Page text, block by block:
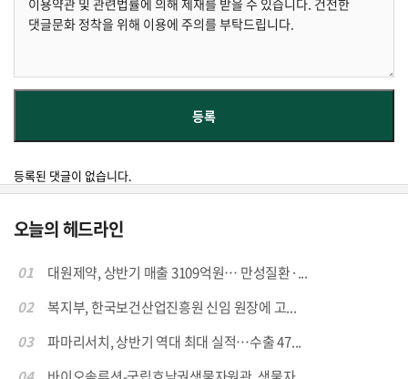
등록된 댓글이 없습니다.
오늘의 헤드라인
01
대원제약, 상반기 매출 3109억원… 만성질환·...
02
복지부, 한국보건산업진흥원 신임 원장에 고...
03
파마리서치, 상반기 역대 최대 실적…수출 47...